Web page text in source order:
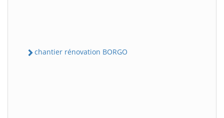
chantier rénovation BORGO